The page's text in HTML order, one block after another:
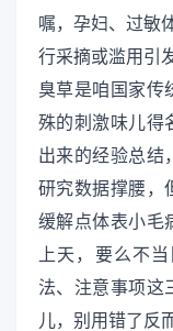
嘱，孕妇、过敏
行采摘或滥用引
臭草是咱国家传
殊的刺激味儿得
出来的经验总结
研究数据撑腰，
缓解点体表小毛
上天，要么不
法、注意事项这
儿，别用错了反